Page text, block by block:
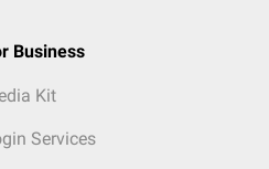
Business
Kit
Services